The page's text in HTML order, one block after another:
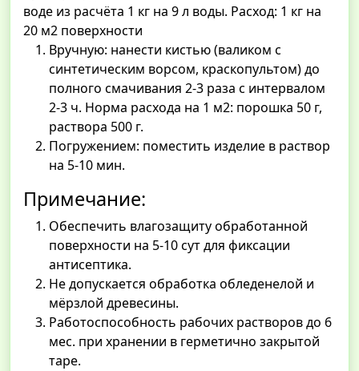
воде из расчёта 1 кг на 9 л воды. Расход: 1 кг на
20 м2 поверхности
Вручную: нанести кистью (валиком с
синтетическим ворсом, краскопультом) до
полного смачивания 2-3 раза с интервалом
2-3 ч. Норма расхода на 1 м2: порошка 50 г,
раствора 500 г.
Погружением: поместить изделие в раствор
на 5-10 мин.
Примечание:
Обеспечить влагозащиту обработанной
поверхности на 5-10 сут для фиксации
антисептика.
Не допускается обработка обледенелой и
мёрзлой древесины.
Работоспособность рабочих растворов до 6
мес. при хранении в герметично закрытой
таре.